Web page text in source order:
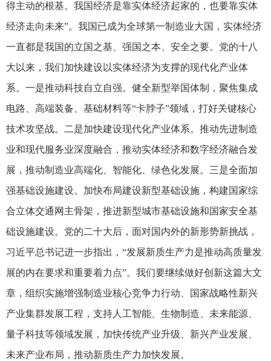
得主动的根基。我国经济是靠实体经济起家的，也要靠实体
经济走向未来”。我国已成为全球第一制造业大国，实体经济
一直都是我国的立国之基、强国之本、安全之要。党的十八
大以来，我们加快建设以实体经济为支撑的现代化产业体
系。一是推动科技自立自强。健全新型举国体制，聚焦集成
电路、高端装备、基础材料等“卡脖子”领域，打好关键核心
技术攻坚战。二是加快建设现代化产业体系。推动先进制造
业和现代服务业深度融合，推动实体经济和数字经济融合发
展，推动制造业高端化、智能化、绿色化发展。三是全面加
强基础设施建设。加快布局建设新型基础设施，构建国家综
合立体交通网主骨架，推进新型城市基础设施和国家安全基
础设施建设。党的二十大后，面对国内外的新形势新挑战，
习近平总书记进一步指出，“发展新质生产力是推动高质量发
展的内在要求和重要着力点”。我们要继续做好创新这篇大文
章，组织实施增强制造业核心竞争力行动、国家战略性新兴
产业集群发展工程，支持人工智能、生物制造、未来能源、
量子科技等领域发展，加快传统产业升级、新兴产业发展、
未来产业布局，推动新质生产力加快发展。